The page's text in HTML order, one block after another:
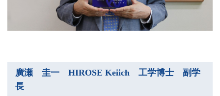
廣瀬 圭一 HIROSE Keiich 工学博士 副学
長